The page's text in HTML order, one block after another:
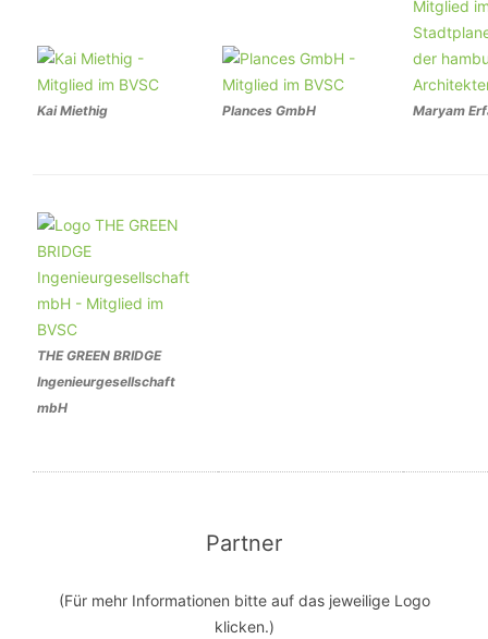
Kai Miethig Plances GmbH Maryam
THE GREEN BRIDGE
Ingenieurgesellschaft
mbH
Partner
(Für mehr Informationen bitte auf das jeweilige Logo
klicken.)